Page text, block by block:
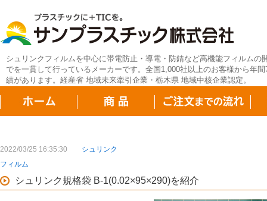
シュリンクフィルムを中心に帯電防止・導電・防錆など高機能フィルムの
でを一貫して行っているメーカーです。全国1,000社以上のお客様から年
績があります。経産省 地域未来牽引企業・栃木県 地域中核企業認定。
2022/03/25 16:35:30 シュリンク
フィルム
シュリンク規格袋 B-1(0.02×95×290)を紹介